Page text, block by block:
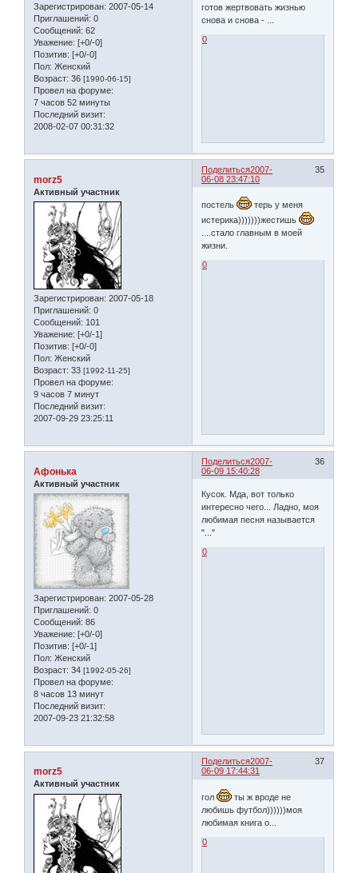
Зарегистрирован: 2007-05-14
Приглашений: 0
Сообщений: 62
Уважение: [+0/-0]
Позитив: [+0/-0]
Пол: Женский
Возраст: 36 [1990-06-15]
Провел на форуме:
7 часов 52 минуты
Последний визит:
2008-02-07 00:31:32
готов жертвовать жизнью
снова и снова - ...
0
Поделиться 35
2007-
06-08 23:47:10
morz5
Активный участник
Зарегистрирован: 2007-05-18
Приглашений: 0
Сообщений: 101
Уважение: [+0/-1]
Позитив: [+0/-0]
Пол: Женский
Возраст: 33 [1992-11-25]
Провел на форуме:
9 часов 7 минут
Последний визит:
2007-09-29 23:25:11
постель
терь у меня
истерика)))))))жестишь
....стало главным в моей
жизни.
0
Поделиться 36
2007-
06-09 15:40:28
Афонька
Активный участник
Зарегистрирован: 2007-05-28
Приглашений: 0
Сообщений: 86
Уважение: [+0/-0]
Позитив: [+0/-1]
Пол: Женский
Возраст: 34 [1992-05-26]
Провел на форуме:
8 часов 13 минут
Последний визит:
2007-09-23 21:32:58
Кусок. Мда, вот только
интересно чего... Ладно, моя
любимая песня называется
"..."
0
Поделиться 37
2007-
06-09 17:44:31
morz5
Активный участник
гол
ты ж вроде не
любишь футбол))))))моя
любимая книга о...
0